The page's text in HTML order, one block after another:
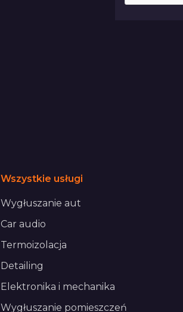
Wszystkie usługi
Wygłuszanie aut
Car audio
Termoizolacja
Detailing
Elektronika i mechanika
Wygłuszanie pomieszczeń